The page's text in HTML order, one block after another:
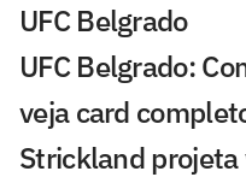
UFC Belgrado
UFC Belgrado:
veja card
Strickland projeta